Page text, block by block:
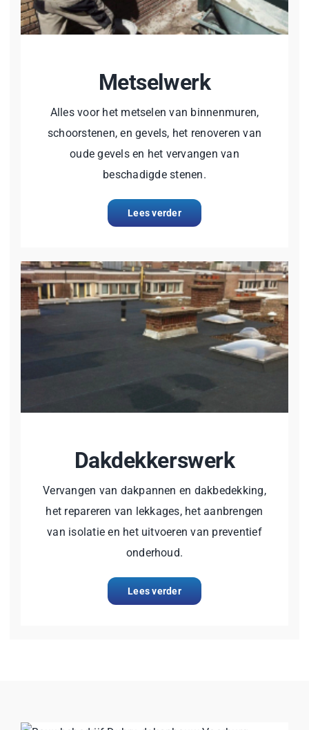
Metselwerk
Alles voor het metselen van binnenmuren,
schoorstenen, en gevels, het renoveren van
oude gevels en het vervangen van
beschadigde stenen.
Lees verder
Dakdekkerswerk
Vervangen van dakpannen en dakbedekking,
het repareren van lekkages, het aanbrengen
van isolatie en het uitvoeren van preventief
onderhoud.
Lees verder